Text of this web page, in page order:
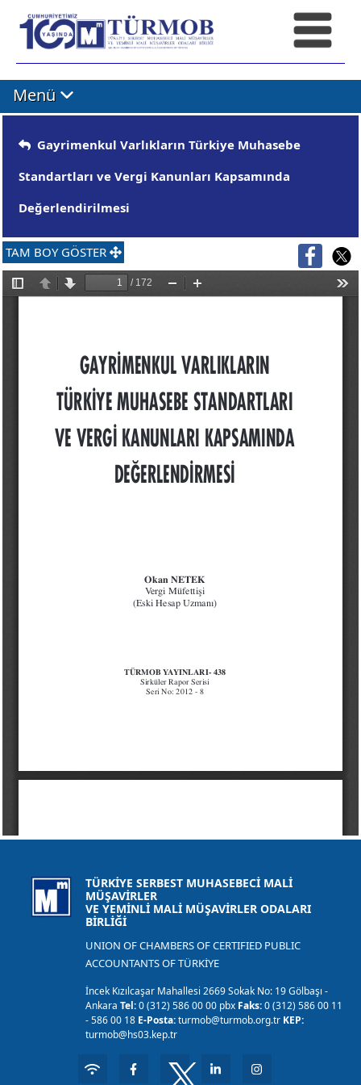
Menü
Gayrimenkul Varlıkların Türkiye Muhasebe
Standartları ve Vergi Kanunları Kapsamında
Değerlendirilmesi
TAM BOY GÖSTER
TÜRKİYE SERBEST MUHASEBECİ MALİ
MÜŞAVİRLER
VE YEMİNLİ MALİ MÜŞAVİRLER ODALARI
BİRLİĞİ
UNION OF CHAMBERS OF CERTIFIED PUBLIC
ACCOUNTANTS OF TÜRKİYE
İncek Kızılcaşar Mahallesi 2669 Sokak No: 19 Gölbaşı -
AnkaraTel:0 (312) 586 00 00 pbx Faks:0 (312) 586 00 11
- 586 00 18 E-Posta:turmob@turmob.org.tr KEP:
turmob@hs03.kep.tr